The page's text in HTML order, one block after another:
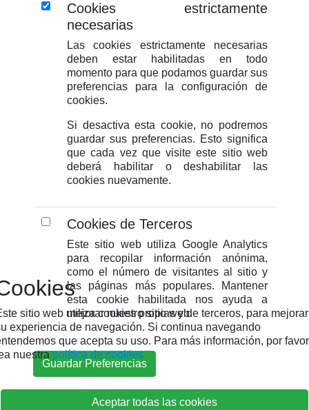
sitio web utiliza cookies propias y de terceros, para mejorar
experiencia de navegación. Si continua navegando
que acepta su uso. Para más información, por
nuestrapolítica de cookies
Aceptar todas las cookies
Cookies estrictamente
necesarias
Las cookies estrictamente necesarias
deben estar habilitadas en todo
momento para que podamos guardar sus
preferencias para la configuración de
cookies.
Si desactiva esta cookie, no podremos
guardar sus preferencias. Esto significa
que cada vez que visite este sitio web
deberá habilitar o deshabilitar las
cookies nuevamente.
Cookies de Terceros
Este sitio web utiliza Google Analytics
para recopilar información anónima,
como el número de visitantes al sitio y
las páginas más populares. Mantener
esta cookie habilitada nos ayuda a
mejorar nuestro sitio web.
Guardar Preferencias